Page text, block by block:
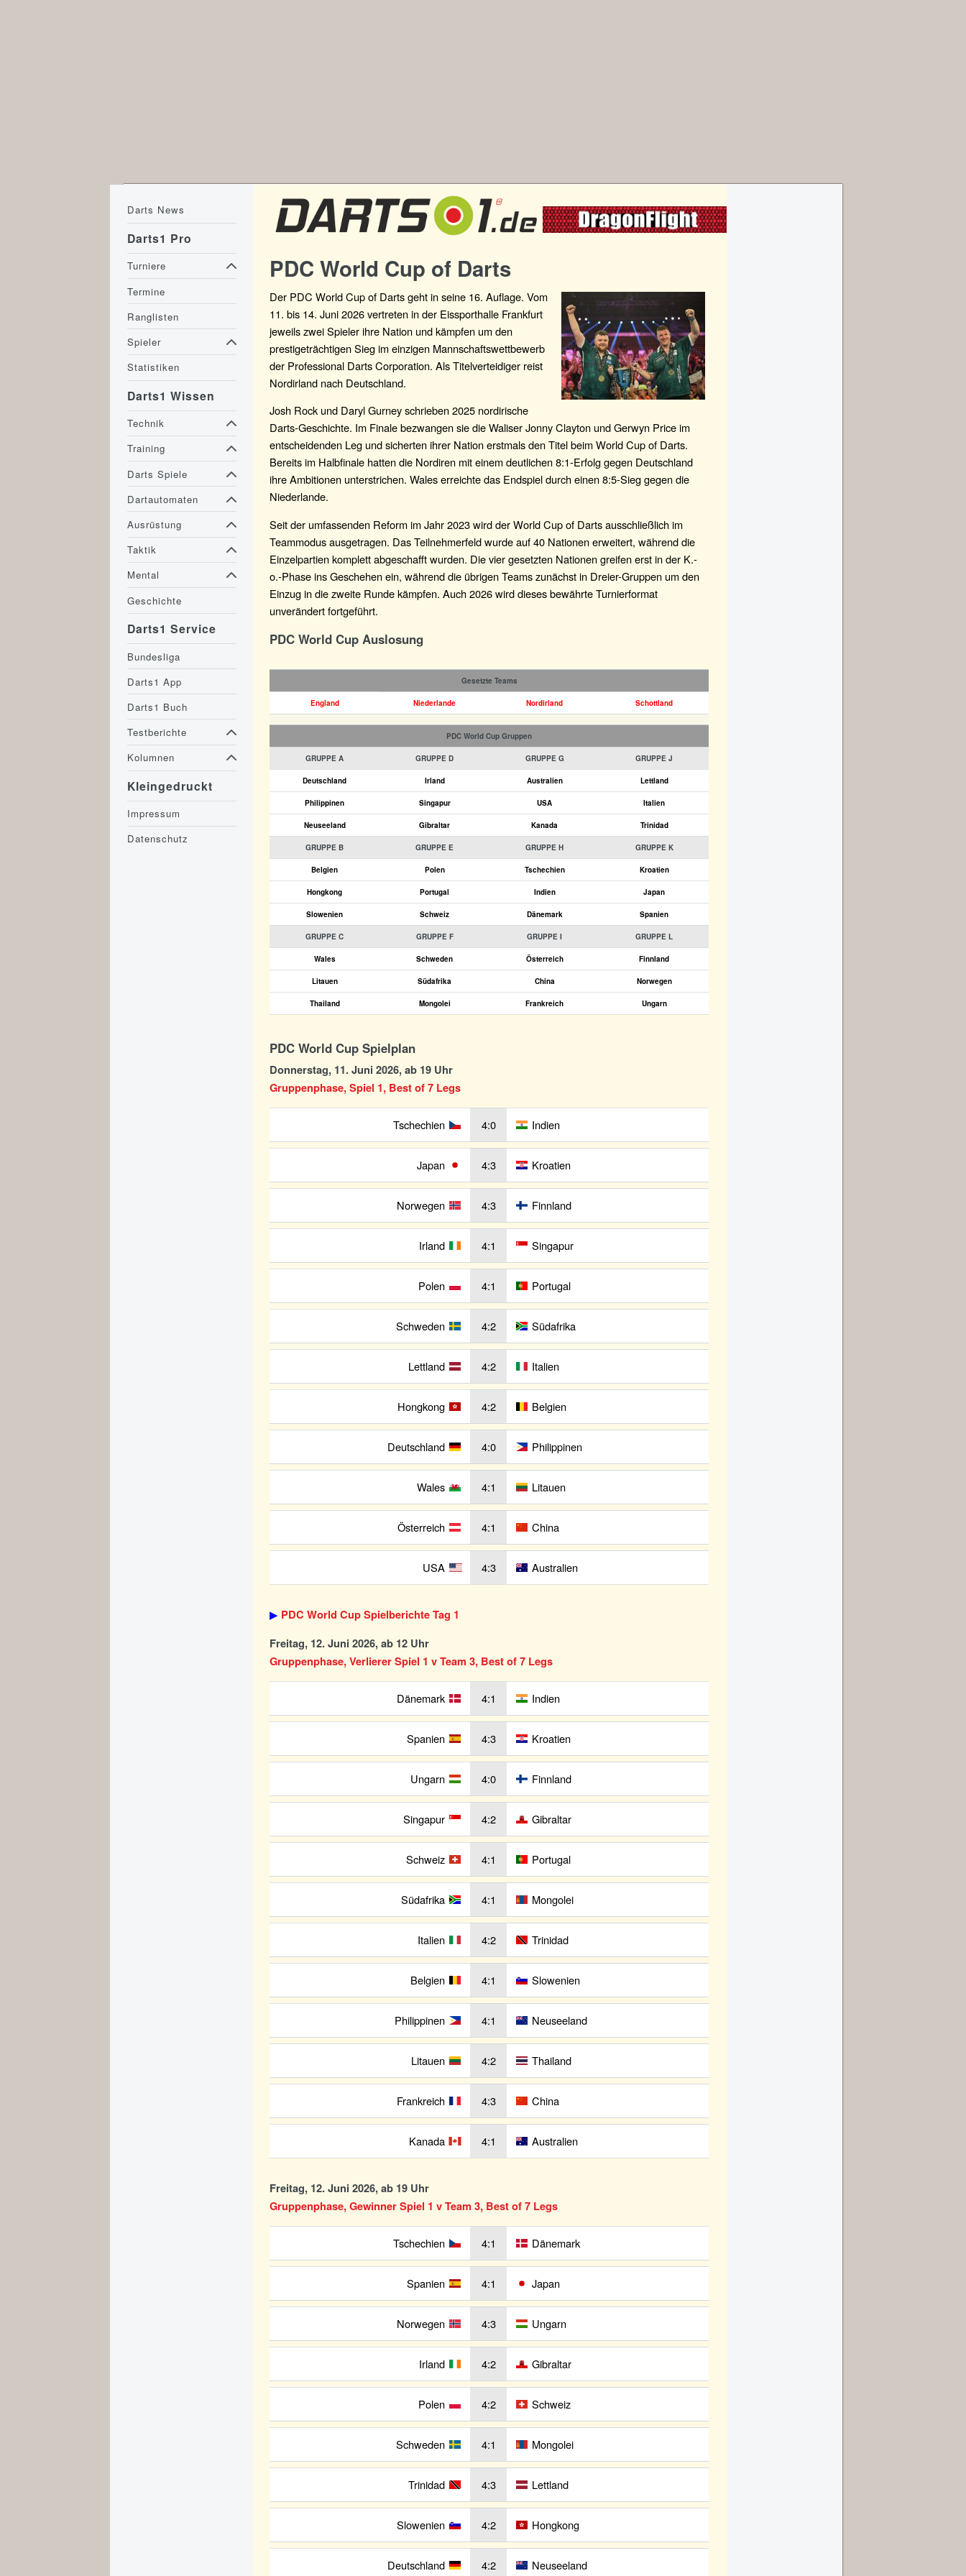
PDC World Cup of Darts
Der PDC World Cup of Darts geht in seine 16. Auflage. Vom
11. bis 14. Juni 2026 vertreten in der Eissporthalle Frankfurt
jeweils zwei Spieler ihre Nation und kämpfen um den
prestigeträchtigen Sieg im einzigen Mannschaftswettbewerb
der Professional Darts Corporation. Als Titelverteidiger reist
Nordirland nach Deutschland.
Josh Rock und Daryl Gurney schrieben 2025 nordirische
Darts-Geschichte. Im Finale bezwangen sie die Waliser Jonny Clayton und Gerwyn Price im
entscheidenden Leg und sicherten ihrer Nation erstmals den Titel beim World Cup of Darts.
Bereits im Halbfinale hatten die Nordiren mit einem deutlichen 8:1-Erfolg gegen Deutschland
ihre Ambitionen unterstrichen. Wales erreichte das Endspiel durch einen 8:5-Sieg gegen die
Niederlande.
Seit der umfassenden Reform im Jahr 2023 wird der World Cup of Darts ausschließlich im
Teammodus ausgetragen. Das Teilnehmerfeld wurde auf 40 Nationen erweitert, während die
Einzelpartien komplett abgeschafft wurden. Die vier gesetzten Nationen greifen erst in der K.-
o.-Phase ins Geschehen ein, während die übrigen Teams zunächst in Dreier-Gruppen um den
Einzug in die zweite Runde kämpfen. Auch 2026 wird dieses bewährte Turnierformat
unverändert fortgeführt.
PDC World Cup Auslosung
Gesetzte Teams
England Niederlande Nordirland Schottland
PDC World Cup Gruppen
GRUPPE A GRUPPE D GRUPPE G GRUPPE J
Deutschland Irland Australien Lettland
Philippinen Singapur USA Italien
Neuseeland Gibraltar Kanada Trinidad
GRUPPE B GRUPPE E GRUPPE H GRUPPE K
Belgien Polen Tschechien Kroatien
Hongkong Portugal Indien Japan
Slowenien Schweiz Dänemark Spanien
GRUPPE C GRUPPE F GRUPPE I GRUPPE L
Wales Schweden Österreich Finnland
Litauen Südafrika China Norwegen
Thailand Mongolei Frankreich Ungarn
PDC World Cup Spielplan
Donnerstag, 11. Juni 2026, ab 19 Uhr
Gruppenphase, Spiel 1, Best of 7 Legs
Tschechien 4:0 Indien
Japan 4:3 Kroatien
Norwegen 4:3 Finnland
Irland 4:1 Singapur
Polen 4:1 Portugal
Schweden 4:2 Südafrika
Lettland 4:2 Italien
Hongkong 4:2 Belgien
Deutschland 4:0 Philippinen
Wales 4:1 Litauen
Österreich 4:1 China
USA 4:3 Australien
▶ PDC World Cup Spielberichte Tag 1
Freitag, 12. Juni 2026, ab 12 Uhr
Gruppenphase, Verlierer Spiel 1 v Team 3, Best of 7 Legs
Dänemark 4:1 Indien
Spanien 4:3 Kroatien
Ungarn 4:0 Finnland
Singapur 4:2 Gibraltar
Schweiz 4:1 Portugal
Südafrika 4:1 Mongolei
Italien 4:2 Trinidad
Belgien 4:1 Slowenien
Philippinen 4:1 Neuseeland
Litauen 4:2 Thailand
Frankreich 4:3 China
Kanada 4:1 Australien
Freitag, 12. Juni 2026, ab 19 Uhr
Gruppenphase, Gewinner Spiel 1 v Team 3, Best of 7 Legs
Tschechien 4:1 Dänemark
Spanien 4:1 Japan
Norwegen 4:3 Ungarn
Irland 4:2 Gibraltar
Polen 4:2 Schweiz
Schweden 4:1 Mongolei
Trinidad 4:3 Lettland
Slowenien 4:2 Hongkong
Deutschland 4:2 Neuseeland
Darts News
Darts1 Pro
Turniere
Termine
Ranglisten
Spieler
Statistiken
Darts1 Wissen
Technik
Training
Darts Spiele
Dartautomaten
Ausrüstung
Taktik
Mental
Geschichte
Darts1 Service
Bundesliga
Darts1 App
Darts1 Buch
Testberichte
Kolumnen
Kleingedruckt
Impressum
Datenschutz